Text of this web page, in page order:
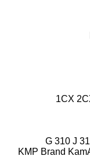
1CX
310 J
KMP Brand